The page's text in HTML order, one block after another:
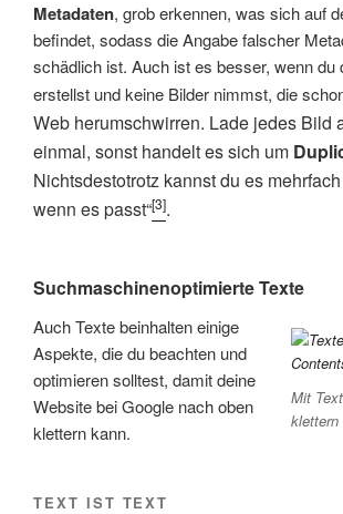
Metadaten, grob erkennen, was sich auf
befindet, sodass die Angabe falscher
schädlich ist. Auch ist es besser, wenn du
erstellst und keine Bilder nimmst, die
Web herumschwirren. Lade jedes Bild
einmal, sonst handelt es sich um
Nichtsdestotrotz kannst du es
wenn es passt“[3].
Suchmaschinenoptimierte Texte
Mit
klettern
Auch Texte beinhalten einige
Aspekte, die du beachten und
optimieren solltest, damit deine
Website bei Google nach oben
klettern kann.
TEXT IST TEXT